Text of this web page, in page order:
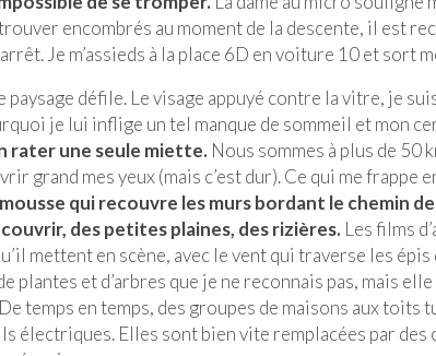
encombrés au moment de la descente, il est
Je m’assieds à la place 6D en voiture 10 et sort
paysage défile. Le visage appuyé contre la vitre, je
je lui inflige un tel manque de sommeil et mon
rater une seule miette. Nous sommes à plus de 50
grand mes yeux (mais c’est dur). Ce qui me frappe
qui recouvre les murs bordant le chemin
des petites plaines, des rizières. Les films
mettent en scène, avec le vent qui traverse les
plantes et d’arbres que je ne reconnais pas, mais
temps en temps, des groupes de maisons aux toits
électriques. Elles sont bien vite remplacées par